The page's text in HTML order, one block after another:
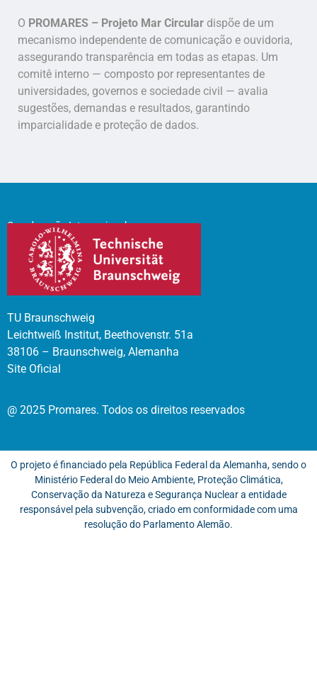
O PROMARES – Projeto Mar Circular dispõe de um
mecanismo independente de comunicação e ouvidoria,
assegurando transparência em todas as etapas. Um
comitê interno — composto por representantes de
universidades, governos e sociedade civil — avalia
sugestões, demandas e resultados, garantindo
imparcialidade e proteção de dados.
Coordenação Internacional
TU Braunschweig
Leichtweiß Institut, Beethovenstr. 51a
38106 – Braunschweig, Alemanha
Site Oficial
@ 2025 Promares. Todos os direitos reservados
O projeto é financiado pela República Federal da Alemanha, sendo o
Ministério Federal do Meio Ambiente, Proteção Climática,
Conservação da Natureza e Segurança Nuclear a entidade
responsável pela subvenção, criado em conformidade com uma
resolução do Parlamento Alemão.